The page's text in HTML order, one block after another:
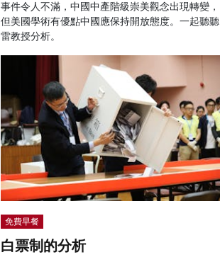
事件令人不滿，中國中產階級崇美觀念出現轉變，
但美國學術有優點中國應保持開放態度。一起聽聽
雷教授分析。
免費早餐
白票制的分析